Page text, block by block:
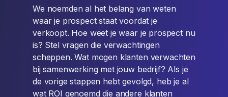
We noemden al het belang van weten
waar je prospect staat voordat je
verkoopt. Hoe weet je waar je prospect nu
is? Stel vragen die verwachtingen
scheppen. Wat mogen klanten verwachten
bij samenwerking met jouw bedrijf? Als je
de vorige stappen hebt gevolgd, heb je al
wat ROI genoemd die andere klanten